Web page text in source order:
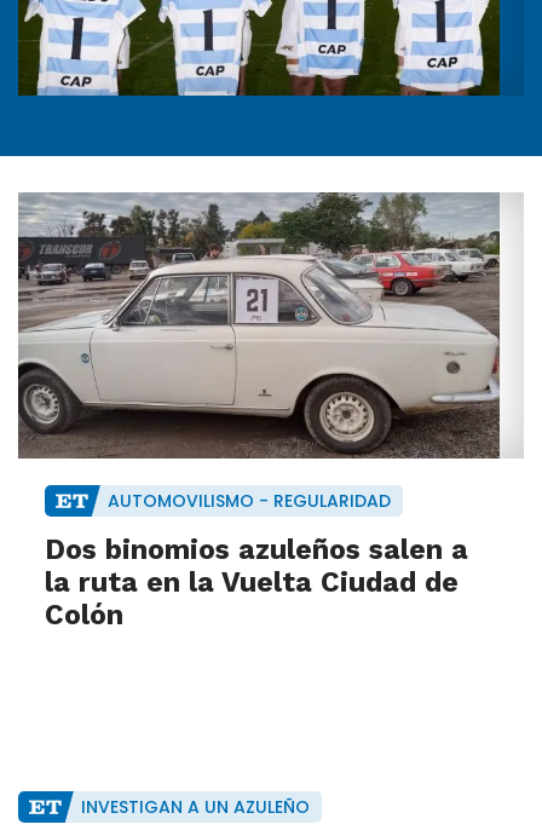
AUTOMOVILISMO - REGULARIDAD
Dos binomios azuleños salen a
la ruta en la Vuelta Ciudad de
Colón
INVESTIGAN A UN AZULEÑO